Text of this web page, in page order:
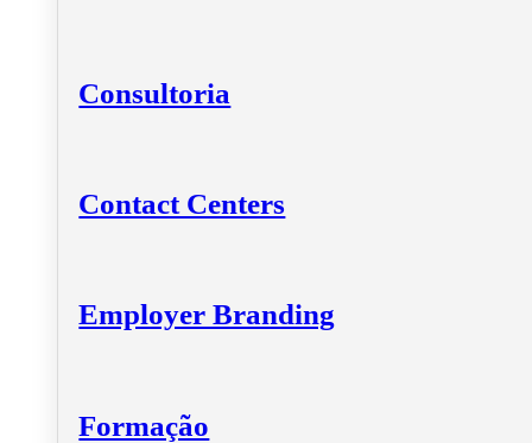
Consultoria
Contact Centers
Employer Branding
Formação